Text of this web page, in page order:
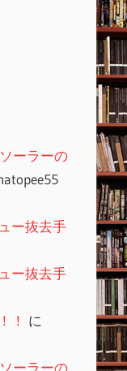
ーラーの
ー抜去手
ー抜去手
！ に
ーラーの